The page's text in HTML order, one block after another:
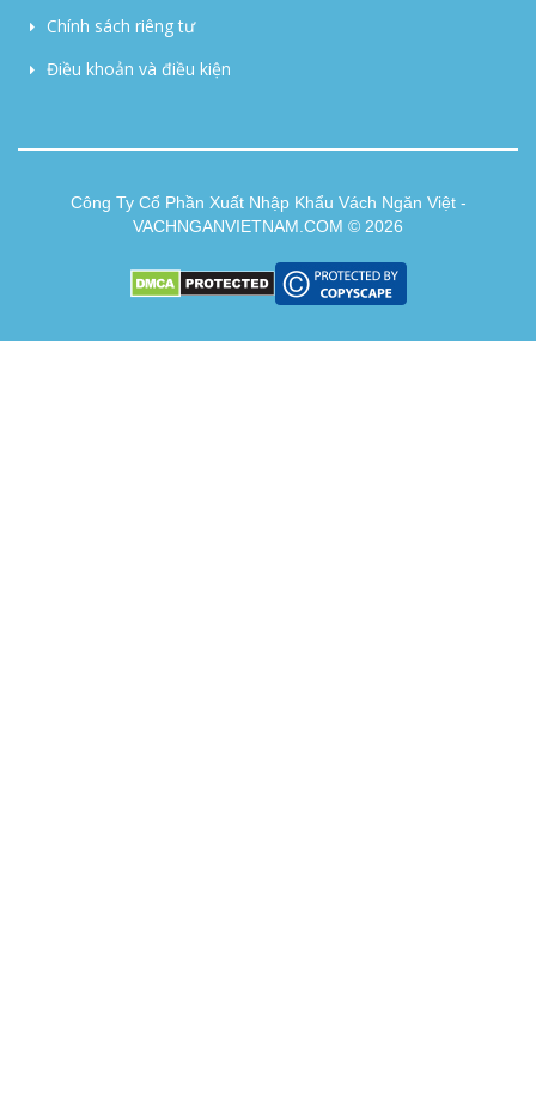
Chính sách riêng tư
Điều khoản và điều kiện
Công Ty Cổ Phần Xuất Nhập Khẩu Vách Ngăn Việt -
VACHNGANVIETNAM.COM © 2026